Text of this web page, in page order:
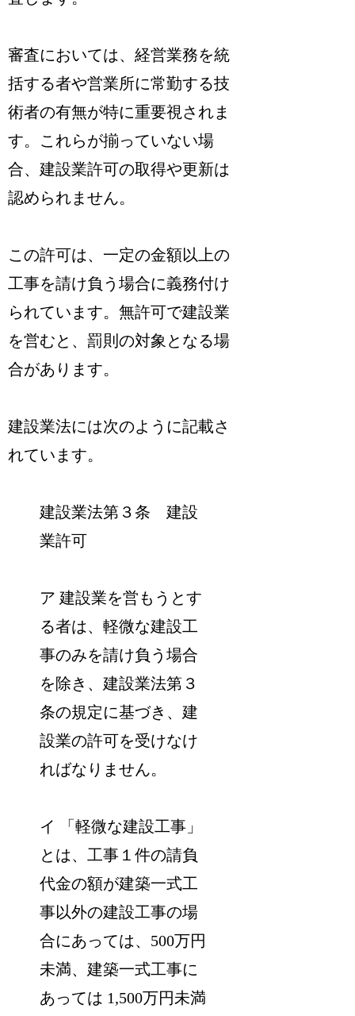
審査においては、経営業務を統
括する者や営業所に常勤する技
術者の有無が特に重要視されま
す。これらが揃っていない場
合、建設業許可の取得や更新は
認められません。
この許可は、一定の金額以上の
工事を請け負う場合に義務付け
られています。無許可で建設業
を営むと、罰則の対象となる場
合があります。
建設業法には次のように記載さ
れています。
建設業法第３条 建設
業許可
ア 建設業を営もうとす
る者は、軽微な建設工
事のみを請け負う場合
を除き、建設業法第３
条の規定に基づき、建
設業の許可を受けなけ
ればなりません。
イ 「軽微な建設工事」
とは、工事１件の請負
代金の額が建築一式工
事以外の建設工事の場
合にあっては、500万円
未満、建築一式工事に
あっては 1,500万円未満